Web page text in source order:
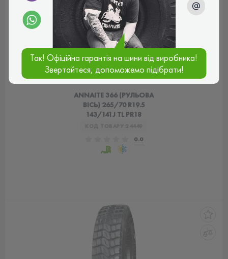
ANNAITE 366 (РУЛЬОВА
ВІСЬ) 265/70 R19.5
143/141J TL PR18
24449
0.0
Так! Офіційна гарантія на шини від виробника!
Звертайтеся, допоможемо підібрати!